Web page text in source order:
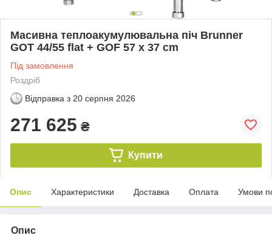
Масивна теплоакумулювальна піч Brunner
GOT 44/55 flat + GOF 57 x 37 cm
Під замовлення
Роздріб
Відправка з 20 серпня 2026
271 625 ₴
Купити
Опис Характеристики Доставка Оплата Умови
Опис